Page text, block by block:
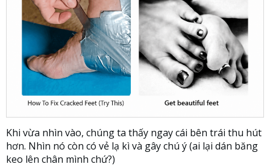
Khi vừa nhìn vào, chúng ta thấy ngay cái bên trái thu hút
hơn. Nhìn nó còn có vẻ lạ kì và gây chú ý (ai lại dán băng
keo lên chân mình chứ?)